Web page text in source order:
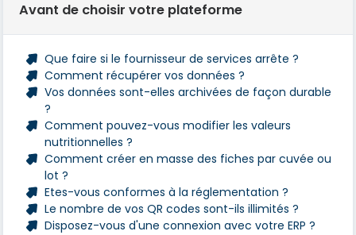
Avant de choisir votre plateforme
Que faire si le fournisseur de services arrête ?
Comment récupérer vos données ?
Vos données sont-elles archivées de façon durable
?
Comment pouvez-vous modifier les valeurs
nutritionnelles ?
Comment créer en masse des fiches par cuvée ou
lot ?
Etes-vous conformes à la réglementation ?
Le nombre de vos QR codes sont-ils illimités ?
Disposez-vous d'une connexion avec votre ERP ?